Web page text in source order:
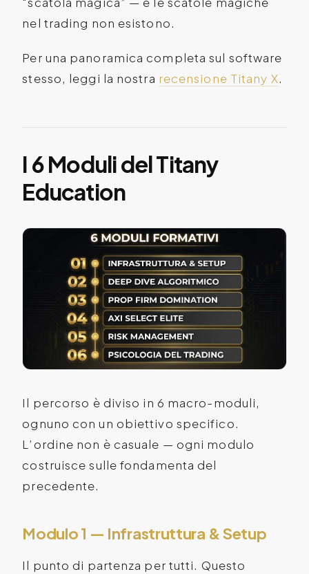
nel trading non esistono.
Per una panoramica completa sul software
stesso, leggi la nostra recensione Titany X.
I 6 Moduli del Titany
Education
Il percorso è diviso in 6 macro-moduli,
ognuno con un obiettivo specifico.
L’ordine non è casuale — ogni modulo
costruisce sulle fondamenta del
precedente.
Modulo 1 — Infrastruttura & Setup
Il punto di partenza per tutti. Questo